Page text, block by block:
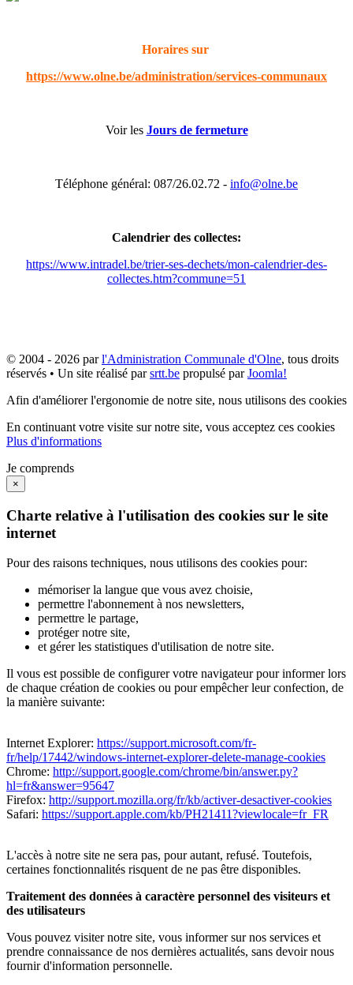
Horaires sur
https://www.olne.be/administration/services-communaux
Voir les Jours de fermeture
Téléphone général: 087/26.02.72 - info@olne.be
Calendrier des collectes:
https://www.intradel.be/trier-ses-dechets/mon-calendrier-des-
collectes.htm?commune=51
© 2004 - 2026 parl'Administration Communale d'Olne, tous droits
réservés • Un site réalisé parsrtt.be propulsé parJoomla!
Afin d'améliorer l'ergonomie de notre site, nous utilisons des cookies
En continuant votre visite sur notre site, vous acceptez ces cookies
Plus d'informations
Je comprends
×
Charte relative à l'utilisation des cookies sur le site
internet
Pour des raisons techniques, nous utilisons des cookies pour:
mémoriser la langue que vous avez choisie,
permettre l'abonnement à nos newsletters,
permettre le partage,
protéger notre site,
et gérer les statistiques d'utilisation de notre site.
Il vous est possible de configurer votre navigateur pour informer lors
de chaque création de cookies ou pour empêcher leur confection, de
la manière suivante:
Internet Explorer: https://support.microsoft.com/fr-
fr/help/17442/windows-internet-explorer-delete-manage-cookies
Chrome: http://support.google.com/chrome/bin/answer.py?
hl=fr&answer=95647
Firefox: http://support.mozilla.org/fr/kb/activer-desactiver-cookies
Safari: https://support.apple.com/kb/PH21411?viewlocale=fr_FR
L'accès à notre site ne sera pas, pour autant, refusé. Toutefois,
certaines fonctionnalités risquent de ne pas être disponibles.
Traitement des données à caractère personnel des visiteurs et
des utilisateurs
Vous pouvez visiter notre site, vous informer sur nos services et
prendre connaissance de nos dernières actualités, sans devoir nous
fournir d'information personnelle.